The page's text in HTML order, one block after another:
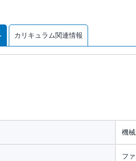
カリキュラム関連情報
機
フ